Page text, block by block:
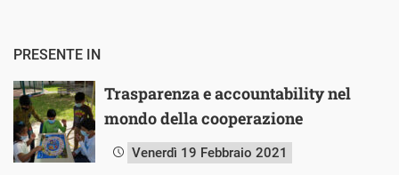
PRESENTE IN
Trasparenza e accountability nel
mondo della cooperazione
Venerdì 19 Febbraio 2021